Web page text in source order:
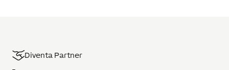
Diventa Partner